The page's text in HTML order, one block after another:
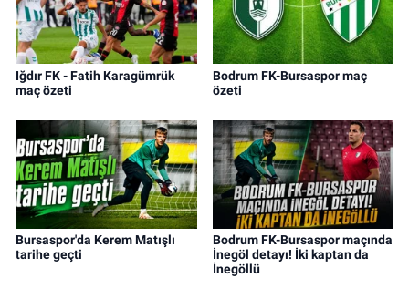
Iğdır FK - Fatih Karagümrük
maç özeti
Bodrum FK-Bursaspor maç
özeti
Bursaspor'da Kerem Matışlı
tarihe geçti
Bodrum FK-Bursaspor maçında
İnegöl detayı! İki kaptan da
İnegöllü